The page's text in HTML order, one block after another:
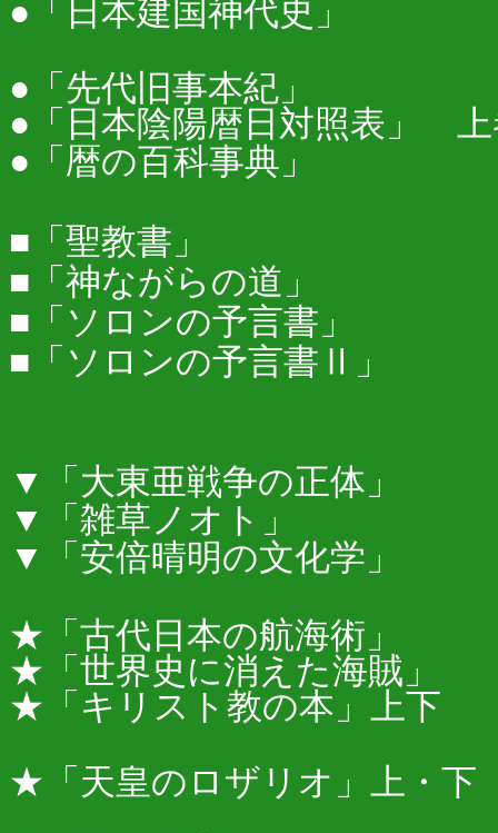
●「日本建国
●「先代旧事
●「日本陰陽暦
●「暦の百
■ 「聖教書」
■ 「神ながら
■ 「ソロンの
■「ソロンの
▼「大東亜
▼「雑草ノ
▼「安倍晴明の
★「古代日
★「世界史に
★「キリスト
★「天皇のロ